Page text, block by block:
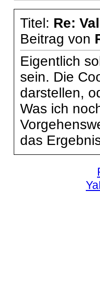
Titel: Re:
Beitrag von
Eigentlich
sein. Die
darstellen,
Was ich
das